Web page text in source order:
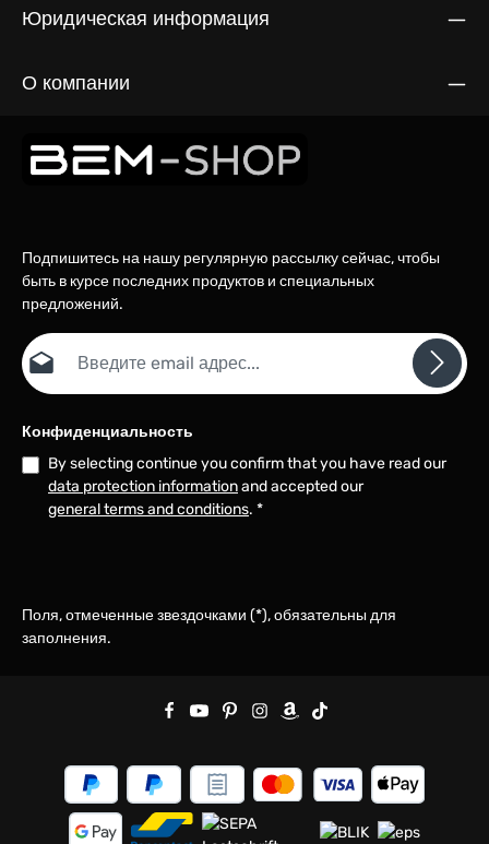
Юридическая информация
О компании
Подпишитесь на нашу регулярную рассылку сейчас, чтобы
быть в курсе последних продуктов и специальных
предложений.
Email адрес*
Конфиденциальность
By selecting continue you confirm that you have read our
data protection informationand accepted our
general terms and conditions. *
Поля, отмеченные звездочками (*), обязательны для
заполнения.